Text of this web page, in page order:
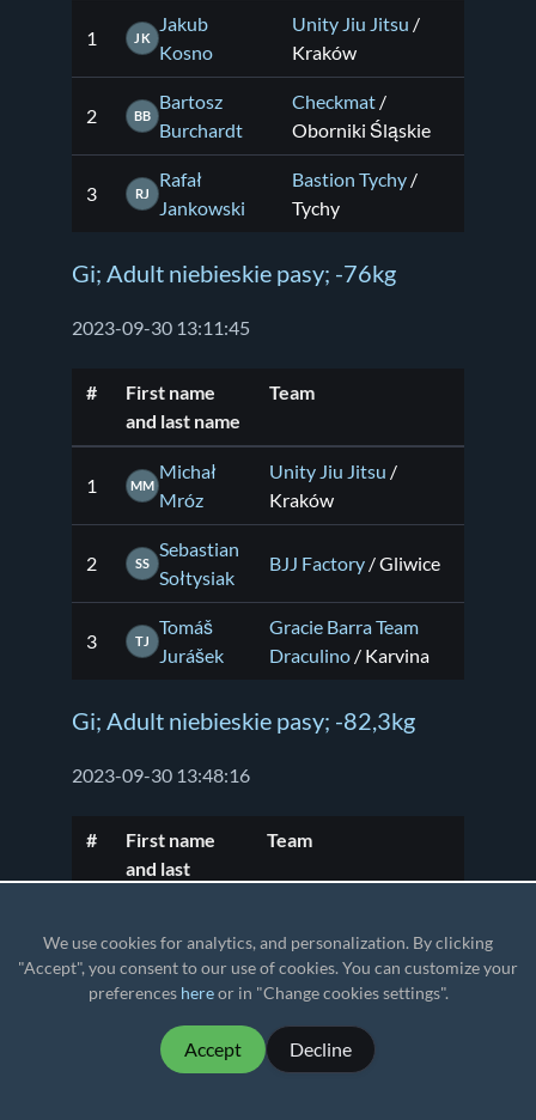
1 JK
Jakub
Kosno
Unity Jiu Jitsu /
Kraków
2 BB
Bartosz
Burchardt
Checkmat /
Oborniki Śląskie
3 RJ
Rafał
Jankowski
Bastion Tychy /
Tychy
Gi; Adult niebieskie pasy; -76kg
2023-09-30 13:11:45
#
First name
and last name
Team
1 MM
Michał
Mróz
Unity Jiu Jitsu /
Kraków
2 SS
Sebastian
Sołtysiak
BJJ Factory / Gliwice
3 TJ
Tomáš
Jurášek
Gracie Barra Team
Draculino / Karvina
Gi; Adult niebieskie pasy; -82,3kg
2023-09-30 13:48:16
#
First name
and last
Team
1
Krzysztof
Mika
Shark Top Team
Bytom/ Bytom
Kacper
Kowalski
Tornado team
Świętochłowice
We use cookies for analytics, and personalization. By clicking
"Accept", you consent to our use of cookies. You can customize your
preferences hereor in "Change cookies settings".
Accept Decline